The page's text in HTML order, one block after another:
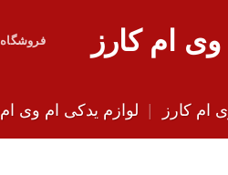
وی ام کارز فروشگاه
ام کارز | لوازم یدکی ام وی ام